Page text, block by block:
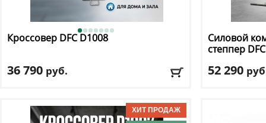
Кроссовер DFCD1008
36 790 руб.
Тип тренажера: кроссовер
: серый
Силовой
степпер
52 290